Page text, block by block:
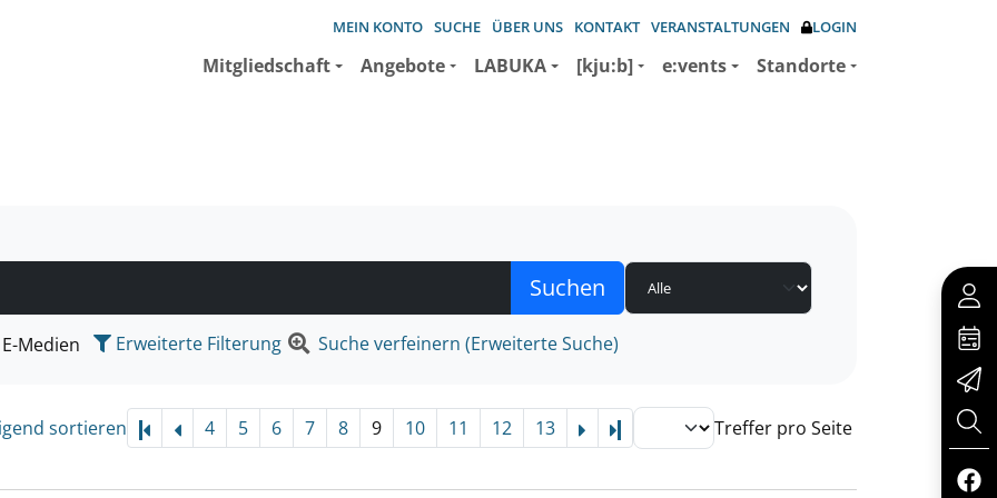
MEIN KONTO SUCHE ÜBER UNS KONTAKT VERANSTALTUNGEN LOGIN
Mitgliedschaft Angebote LABUKA [kju:b] e:vents Standorte
suchen wollen.
E-Medien Erweiterte Filterung Suche verfeinern (Erweiterte Suche)
sortieren 4 5 6 7 8 9 10 11 12 13 Letzte SeiteTreffer pro Seite